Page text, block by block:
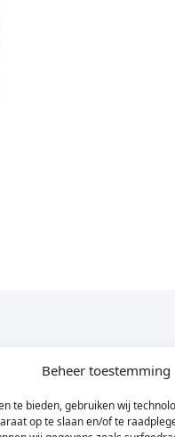
Beheer toestemming
te bieden, gebruiken wij
op te slaan en/of te